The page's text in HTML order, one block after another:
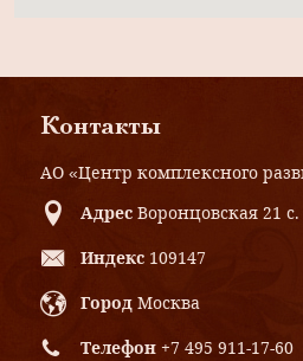
Контакты
АО «Центр комплексного
Адрес Воронцовская 21 с.
Индекс 109147
Город Москва
Телефон +7 495 911-17-60